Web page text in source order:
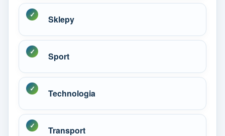
Sklepy
Sport
Technologia
Transport